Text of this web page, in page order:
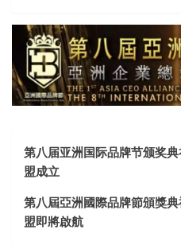
第八届亚洲国际品牌节颁奖
盟成立
第八屆亞洲國際品牌節頒獎
盟即將啟航